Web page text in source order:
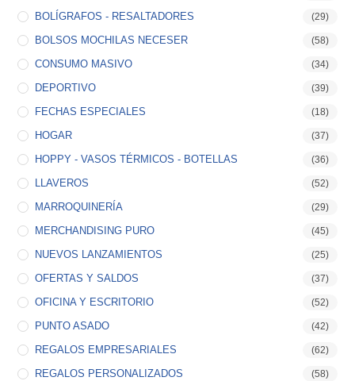
BOLÍGRAFOS - RESALTADORES (29)
BOLSOS MOCHILAS NECESER (58)
CONSUMO MASIVO (34)
DEPORTIVO (39)
FECHAS ESPECIALES (18)
HOGAR (37)
HOPPY - VASOS TÉRMICOS - BOTELLAS (36)
LLAVEROS (52)
MARROQUINERÍA (29)
MERCHANDISING PURO (45)
NUEVOS LANZAMIENTOS (25)
OFERTAS Y SALDOS (37)
OFICINA Y ESCRITORIO (52)
PUNTO ASADO (42)
REGALOS EMPRESARIALES (62)
REGALOS PERSONALIZADOS (58)